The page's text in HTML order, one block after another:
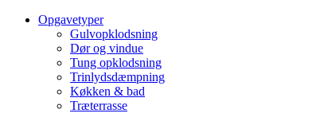
Opgavetyper
Gulvopklodsning
Dør og vindue
Tung opklodsning
Trinlydsdæmpning
Køkken & bad
Træterrasse